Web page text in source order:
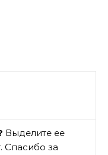
Выделите ее
за